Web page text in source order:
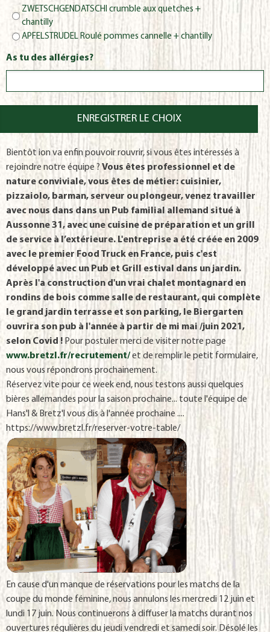
ZWETSCHGENDATSCHI crumble aux quetches +
chantilly
APFELSTRUDEL Roulé pommes cannelle + chantilly
As tu des allérgies?
Bientôt ion va enfin pouvoir rouvrir, si vous êtes intéressés à
rejoindre notre équipe ? Vous êtes professionnel et de
nature conviviale, vous êtes de métier: cuisinier,
pizzaiolo, barman, serveur ou plongeur, venez travailler
avec nous dans dans un Pub familial allemand situé à
Aussonne 31, avec une cuisine de préparation et un grill
de service à l’extérieure. L'entreprise a été créée en 2009
avec le premier Food Truck en France, puis c'est
développé avec un Pub et Grill estival dans un jardin.
Après l'a construction d'un vrai chalet montagnard en
rondins de bois comme salle de restaurant, qui complète
le grand jardin terrasse et son parking, le Biergarten
ouvrira son pub à l'année à partir de mi mai /juin 2021,
selon Covid ! Pour postuler merci de visiter notre page
www.bretzl.fr/recrutement/et de remplir le petit formulaire,
nous vous répondrons prochainement.
Réservez vite pour ce week end, nous testons aussi quelques
bières allemandes pour la saison prochaine... toute l'équipe de
Hans'l & Bretz'l vous dis à l'année prochaine ....
https://www.bretzl.fr/reserver-votre-table/
En cause d'un manque de réservations pour les matchs de la
coupe du monde féminine, nous annulons les mercredi 12 juin et
lundi 17 juin. Nous continuerons à diffuser la matchs durant nos
ouvertures régulières du jeudi vendredi et samedi soir. Désolé les